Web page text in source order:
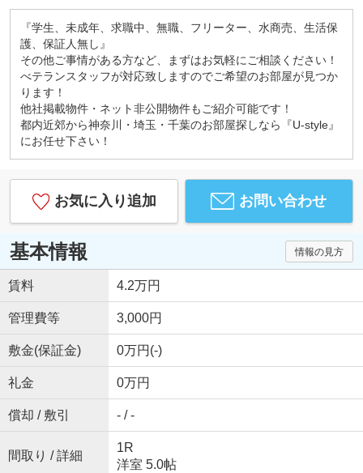
『学生、未成年、求職中、無職、フリーター、水商売、生活保
護、保証人無し』
その他ご事情がある方など、まずはお気軽にご相談ください！
べテランスタッフが対応致しますのでご希望のお部屋が見つか
ります！
他社掲載物件・ネット非公開物件もご紹介可能です！
都内近郊から神奈川・埼玉・千葉のお部屋探しなら『U-style』
にお任せ下さい！
お気に入り追加 お問い合わせ
基本情報 情報の見方
賃料 4.2万円
管理費等 3,000円
敷金(保証金) 0万円(-)
礼金 0万円
償却 / 敷引 - / -
間取り / 詳細
1R
洋室 5.0帖